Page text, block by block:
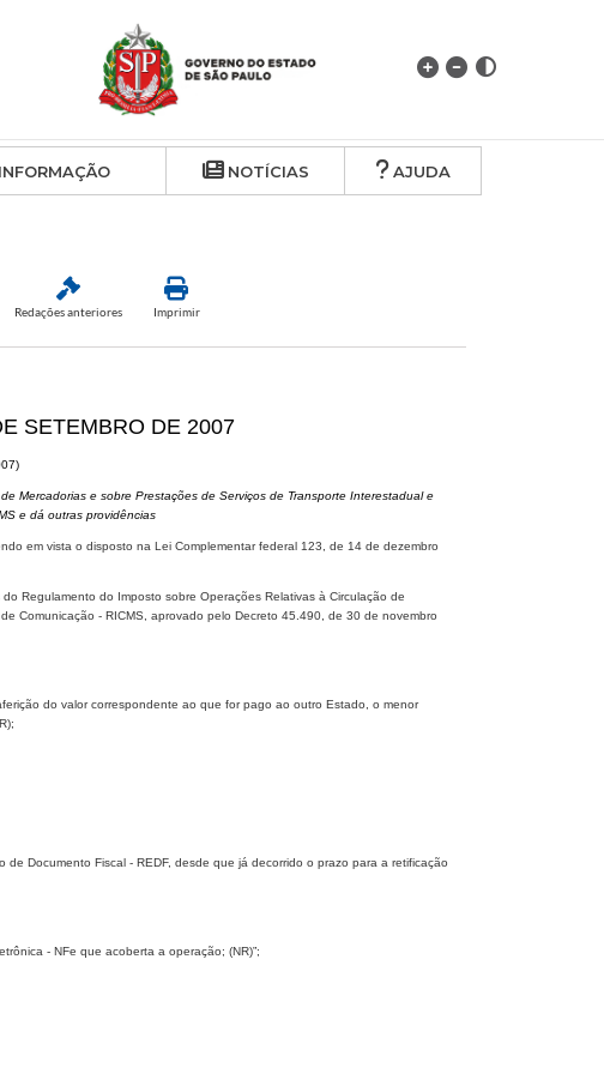
NOTÍCIAS AJUDA
Redações anteriores Imprimir
SETEMBRO DE 2007
Mercadorias e sobre Prestações de Serviços de Transporte Interestadual e
e dá outras providências
em vista o disposto na Lei Complementar federal 123, de 14 de dezembro
Regulamento do Imposto sobre Operações Relativas à Circulação de
Comunicação - RICMS, aprovado pelo Decreto 45.490, de 30 de novembro
do valor correspondente ao que for pago ao outro Estado, o menor
Documento Fiscal - REDF, desde que já decorrido o prazo para a retificação
- NFe que acoberta a operação; (NR)”;